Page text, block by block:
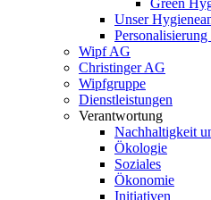
Green
Unser
Wipf AG
Christinger AG
Wipfgruppe
Dienstleistungen
Verantwortung
Nachhaltigkeit
Ökologie
Soziales
Ökonomie
Initiativen